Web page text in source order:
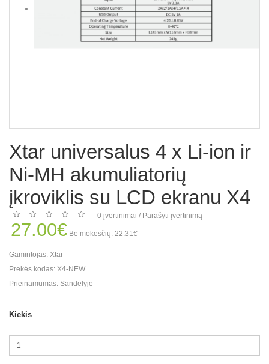
Xtar universalus 4 x Li-ion ir
Ni-MH akumuliatorių
įkroviklis su LCD ekranu X4
0 įvertinimai / Parašyti įvertinimą
27.00€ Be mokesčių: 22.31€
Gamintojas: Xtar
Prekės kodas: X4-NEW
Prieinamumas: Sandėlyje
Kiekis